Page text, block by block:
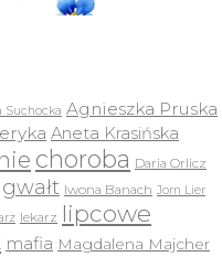
Suchocka Agnieszka Pruska
Aneta Krasińska
choroba Daria Orlicz
gwałt Iwona Banach Jorn Lier
lekarz lipcowe
mafia Magdalena Majcher